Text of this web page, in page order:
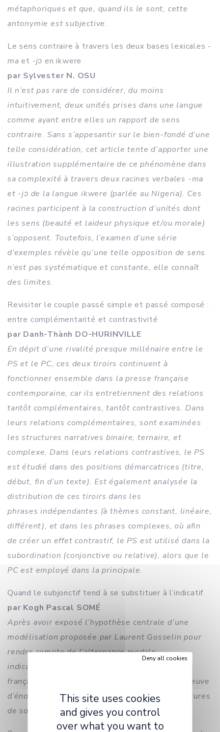
métaphoriques et que, quand ils le sont, cette
antonymie est subjective.
Le sens contraire à travers les deux bases lexicales -
ma et -jɔ en ikwere
par Sylvester N. OSU
Il n’est pas rare de considérer, du moins
intuitivement, deux unités prises dans une langue
comme ayant entre elles un rapport de sens
contraire. Sans s’appesantir sur le bien-fondé d’une
telle considération, cet article tente d’apporter une
illustration supplémentaire de ce phénomène dans
sa complexité à travers deux racines verbales -ma
et -jɔ de la langue ikwere (parlée au Nigeria). Ces
racines participent à la construction d’unités dont
les sens (beauté et laideur physique et/ou morale)
s’opposent. Toutefois, l’examen d’une série
d’exemples révèle qu’une telle opposition de sens
n’est pas systématique et constante, elle connaît
des limites.
Revisiter le couple passé simple et passé composé :
entre complémentarité et contrastivité
par Danh-Thành DO-HURINVILLE
En dépit d’une rivalité presque millénaire entre le
PS et le PC, ces deux tiroirs continuent à
fonctionner ensemble dans la presse française
contemporaine, car ils entretiennent des relations
tantôt complémentaires, tantôt contrastives. Dans
leurs relations complémentaires, sont examinées
les structures narratives binaire, ternaire, et
complexe. Dans leurs relations contrastives, le PS
est étudié dans des positions démarcatrices (titre,
début, fin d’un texte). Est également analysée la
distribution de ces tiroirs dans les
phrases indépendantes (à thèmes constant, linéaire,
différent), et dans les phrases complexes, où afin
de créer un effet contrastif, le PS est utilisé dans la
subordination (conjonctive ou relative), alors que le
PC est employé dans la principale.
Quand le subjonctif tend à se substituer à l’indicatif
par Kogh Pascal SOMÉ
Après avoir exposé l’hypothèse centrale d’une
modélisation proposée par Laurent Gosselin pour
rendre compte de l’alternance modale
indicatif/subjonctif dans la complétive objet en
français, cet article s’attache à la mettre à l’épreuve
d’énoncés contemporains relevés au fil des lectures
de son auteur.
This site uses cookies
and gives you control
over what you want to
Deny all cookies